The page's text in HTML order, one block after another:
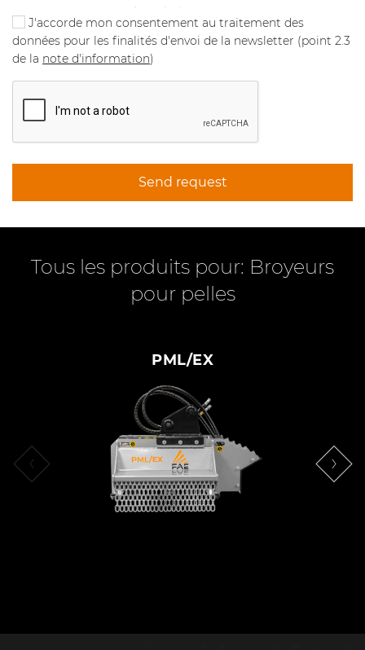
J'accorde mon consentement au traitement des
données pour les finalités d'envoi de la newsletter (point 2.3
de la note d'information)
Send request
Tous les produits pour: Broyeurs
pour pelles
PML/EX